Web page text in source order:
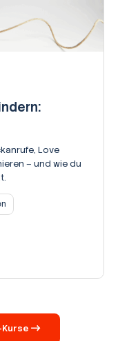
Love
– und wie du